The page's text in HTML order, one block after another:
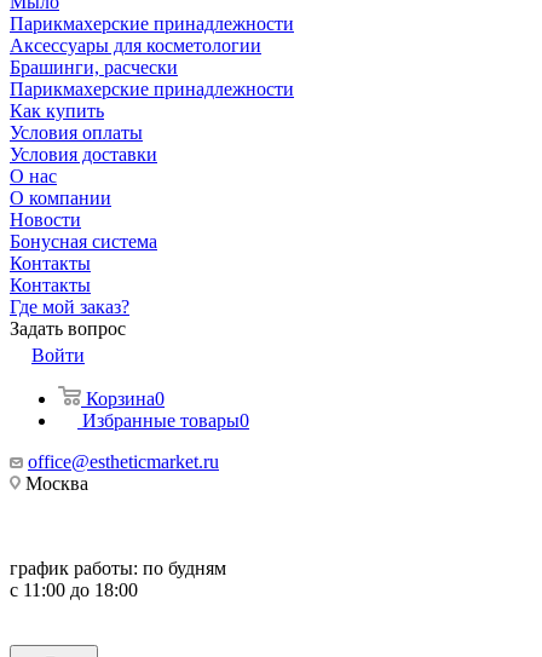
Парикмахерские принадлежности
Аксессуары для косметологии
Брашинги, расчески
Парикмахерские принадлежности
Как купить
Условия оплаты
Условия доставки
О нас
О компании
Новости
Бонусная система
Контакты
Контакты
Где мой заказ?
Задать вопрос
Войти
Корзина0
Избранные товары0
office@estheticmarket.ru
Москва
график работы: по будням
с 11:00 до 18:00